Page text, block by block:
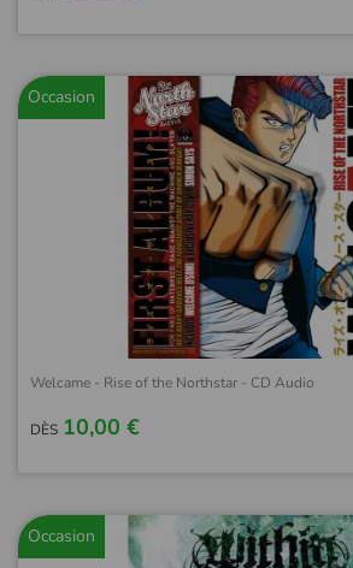
Occasion
Welcame - Rise of the Northstar - CD Audio
DÈS 10,00 €
Occasion